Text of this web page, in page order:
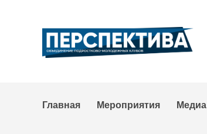
Главная Мероприятия Медиа